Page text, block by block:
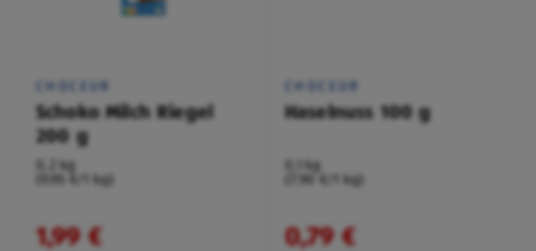
CHOCEUR
Schoko Milch Riegel
200 g
0,2 kg
(9,95 €/1 kg)
1,99 €
CHOCEUR
Haselnuss 100 g
0,1 kg
(7,90 €/1 kg)
0,79 €